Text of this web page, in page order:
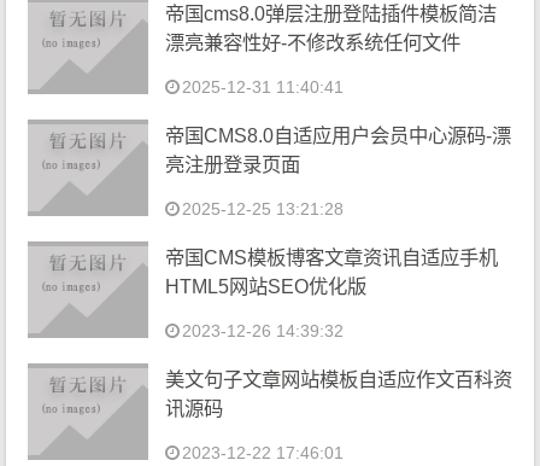
帝国cms8.0弹层注册登陆插件模板简洁
漂亮兼容性好-不修改系统任何文件
2025-12-31 11:40:41
帝国CMS8.0自适应用户会员中心源码-漂
亮注册登录页面
2025-12-25 13:21:28
帝国CMS模板博客文章资讯自适应手机
HTML5网站SEO优化版
2023-12-26 14:39:32
美文句子文章网站模板自适应作文百科资
讯源码
2023-12-22 17:46:01